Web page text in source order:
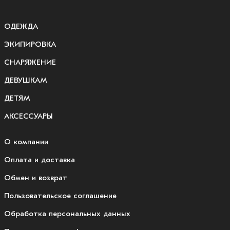
ОДЕЖДА
ЭКИПИРОВКА
СНАРЯЖЕНИЕ
ДЕВУШКАМ
ДЕТЯМ
АКСЕССУАРЫ
О компании
Оплата и доставка
Обмен и возврат
Пользовательское соглашение
Обработка персональных данных